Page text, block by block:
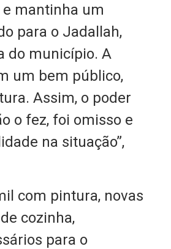
mantinha um
para o Jadallah,
do município. A
um bem público,
Assim, o poder
o fez, foi omisso e
na situação”,
com pintura, novas
cozinha,
para o